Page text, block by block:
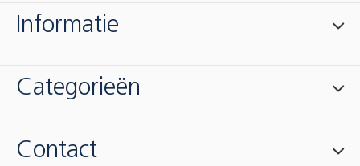
Informatie
Categorieën
Contact